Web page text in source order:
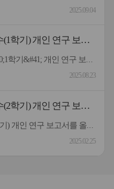
2025.09.04
학기) 개인 연구 보고
2025 중등 서울학습연구년 특별연수&#40;1학기&#41; 개인 연구 보고서입니다.
2025.08.23
학기) 개인 연구 보고
2024 중등 서울학습연구년 특별연수(2학기) 개인 연구 보고서를 올려드립니다.
2025.02.25